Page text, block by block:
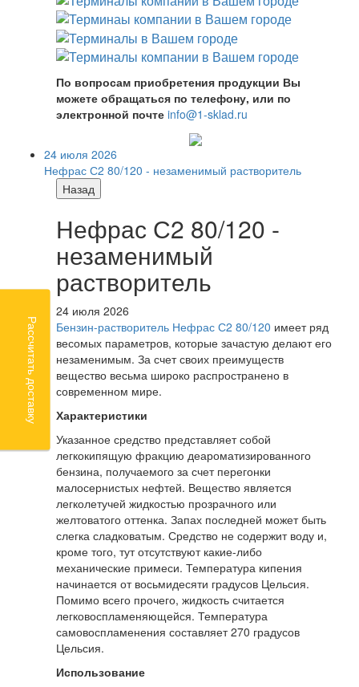
По вопросам приобретения продукции Вы
можете обращаться по телефону, или по
электронной почте info@1-sklad.ru
24 июля 2026
Нефрас С2 80/120 - незаменимый растворитель
Назад
Нефрас С2 80/120 -
незаменимый
растворитель
24 июля 2026
Бензин-растворитель Нефрас С2 80/120 имеет ряд
весомых параметров, которые зачастую делают его
незаменимым. За счет своих преимуществ
вещество весьма широко распространено в
современном мире.
Характеристики
Указанное средство представляет собой
легкокипящую фракцию деароматизированного
бензина, получаемого за счет перегонки
малосернистых нефтей. Вещество является
легколетучей жидкостью прозрачного или
желтоватого оттенка. Запах последней может быть
слегка сладковатым. Средство не содержит воду и,
кроме того, тут отсутствуют какие-либо
механические примеси. Температура кипения
начинается от восьмидесяти градусов Цельсия.
Помимо всего прочего, жидкость считается
легковоспламеняющейся. Температура
самовоспламенения составляет 270 градусов
Цельсия.
Использование
Рассчитать доставку